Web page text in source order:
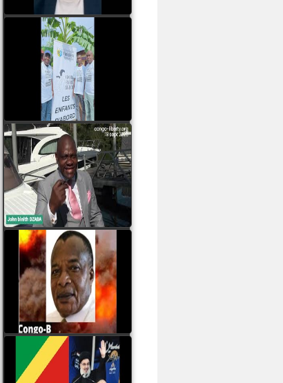
watch video
John Binith Dzaba
s'exprime sur le voyage
de Rodrigue Malanda
Samba à Paris
watch video
Poaty Pangou La
Conférence des ethnies
est la seule solution pour
éviter la scission du
Congo B
watch video
Les liaisons dangereuses
du clan Sassou Nguesso
avec le Hezbollah